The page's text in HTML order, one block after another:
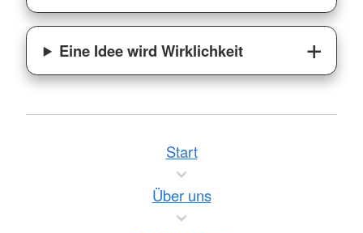
Eine Idee wird Wirklichkeit
Start
Über uns